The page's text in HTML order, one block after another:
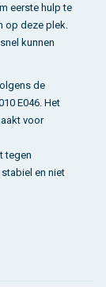
eerste hulp te
op deze plek.
kunnen
de
E046. Het
voor
tegen
en niet